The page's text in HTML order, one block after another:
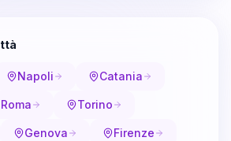
Napoli Catania
Roma Torino
Genova Firenze